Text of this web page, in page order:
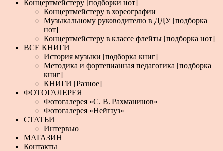
Концертмейстеру [подборки нот]
Концертмейстеру в хореографии
Музыкальному руководителю в ДДУ [подборка
нот]
Концертмейстеру в классе флейты [подборка нот]
ВСЕ КНИГИ
История музыки [подборка книг]
Методика и фортепианная педагогика [подборка
книг]
КНИГИ [Разное]
ФОТОГАЛЕРЕЯ
Фотогалерея «С. В. Рахманинов»
Фотогалерея «Нейгауз»
СТАТЬИ
Интервью
МАГАЗИН
Контакты